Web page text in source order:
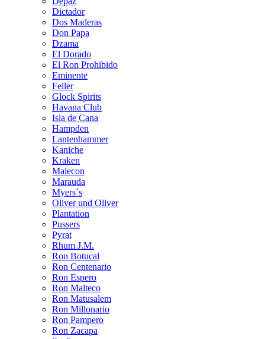
Dictador
Dos Maderas
Don Papa
Dzama
El Dorado
El Ron Prohibido
Eminente
Feller
Glock Spirits
Havana Club
Isla de Cana
Hampden
Lantenhammer
Kaniche
Kraken
Malecon
Marauda
Myers´s
Oliver und Oliver
Plantation
Pussers
Pyrat
Rhum J.M.
Ron Botucal
Ron Centenario
Ron Espero
Ron Malteco
Ron Matusalem
Ron Millonario
Ron Pampero
Ron Zacapa